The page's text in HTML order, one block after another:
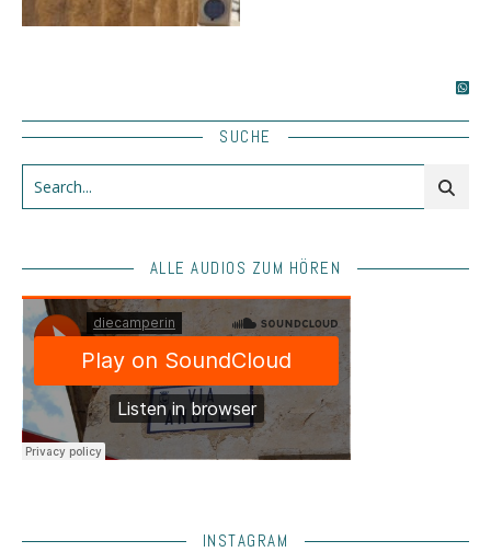
SUCHE
ALLE AUDIOS ZUM HÖREN
INSTAGRAM